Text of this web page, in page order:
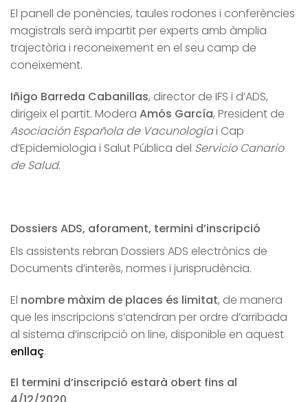
El panell de ponències, taules rodones i conferències
magistrals serà impartit per experts amb àmplia
trajectòria i reconeixement en el seu camp de
coneixement.
Iñigo Barreda Cabanillas, director de IFS i d’ADS,
dirigeix el partit. Modera Amós García, President de
Asociación Española de Vacunologíai Cap
d’Epidemiologia i Salut Pública del Servicio Canario
de Salud.
Dossiers ADS, aforament, termini d’inscripció
Els assistents rebran Dossiers ADS electrònics de
Documents d’interès, normes i jurisprudència.
El nombre màxim de places és limitat, de manera
que les inscripcions s’atendran per ordre d’arribada
al sistema d’inscripció on line, disponible en aquest
enllaç.
El termini d’inscripció estarà obert fins al